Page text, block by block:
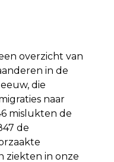
overzicht van
in de
die
naar
mislukten de
de
ziekten in onze